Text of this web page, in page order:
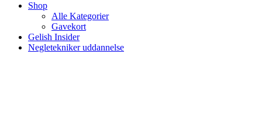
Shop
Alle Kategorier
Gavekort
Gelish Insider
Negletekniker uddannelse